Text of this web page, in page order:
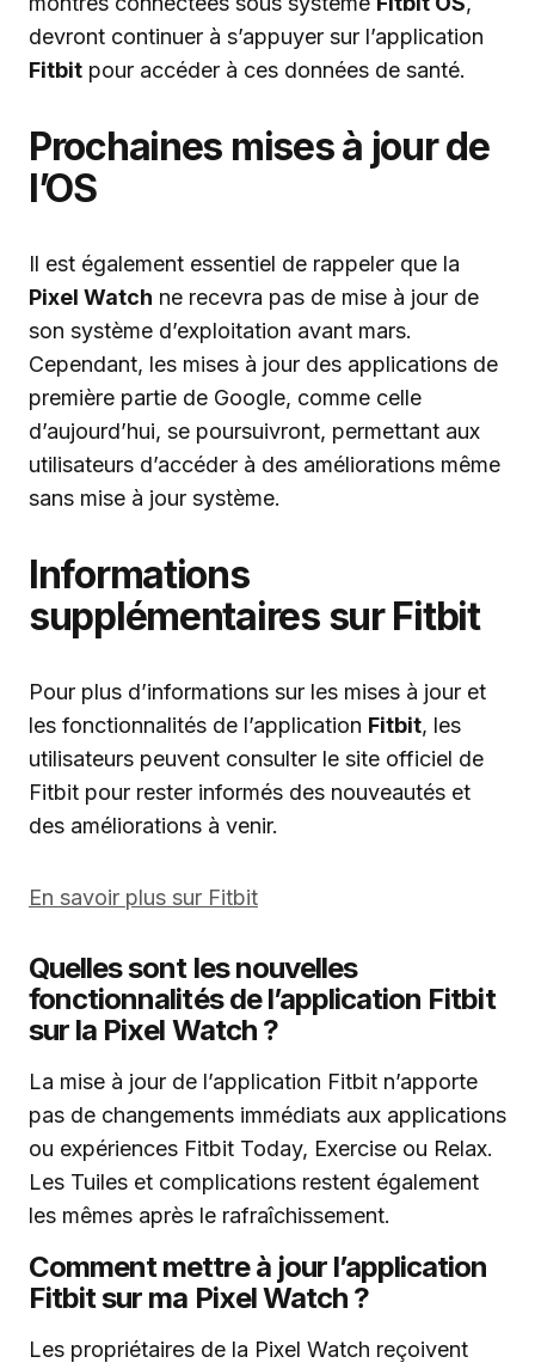
devront continuer à s’appuyer sur l’application
Fitbit pour accéder à ces données de santé.
Prochaines mises à jour de
l’OS
Il est également essentiel de rappeler que la
Pixel Watch ne recevra pas de mise à jour de
son système d’exploitation avant mars.
Cependant, les mises à jour des applications de
première partie de Google, comme celle
d’aujourd’hui, se poursuivront, permettant aux
utilisateurs d’accéder à des améliorations même
sans mise à jour système.
Informations
supplémentaires sur Fitbit
Pour plus d’informations sur les mises à jour et
les fonctionnalités de l’application Fitbit, les
utilisateurs peuvent consulter le site officiel de
Fitbit pour rester informés des nouveautés et
des améliorations à venir.
En savoir plus sur Fitbit
Quelles sont les nouvelles
fonctionnalités de l’application Fitbit
sur la Pixel Watch ?
La mise à jour de l’application Fitbit n’apporte
pas de changements immédiats aux applications
ou expériences Fitbit Today, Exercise ou Relax.
Les Tuiles et complications restent également
les mêmes après le rafraîchissement.
Comment mettre à jour l’application
Fitbit sur ma Pixel Watch ?
Les propriétaires de la Pixel Watch reçoivent